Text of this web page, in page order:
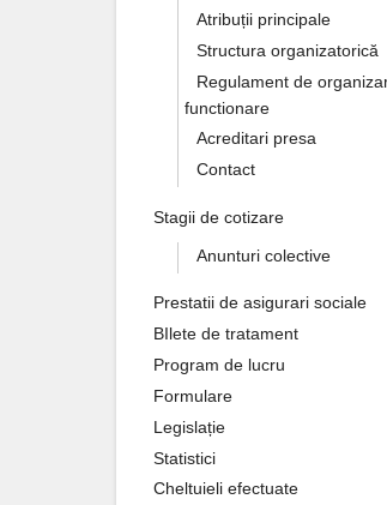
Atribuții principale
Structura organizatorică
Regulament de
functionare
Acreditari presa
Contact
Stagii de cotizare
Anunturi colective
Prestatii de asigurari sociale
BIlete de tratament
Program de lucru
Formulare
Legislație
Statistici
Cheltuieli efectuate